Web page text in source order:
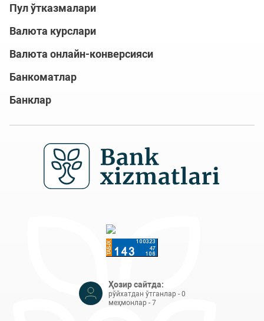
Пул ўтказмалари
Валюта курслари
Валюта онлайн-конверсияси
Банкоматлар
Банклар
Ҳозир сайтда:
рўйхатдан ўтганлар - 0
меҳмонлар - 7